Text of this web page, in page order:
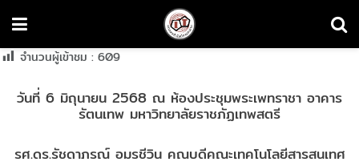
จำนวนผู้เข้าชม : 609
วันที่ 6 มิถุนายน 2568 ณ ห้องประชุมพระเพทราชา อาคาร
รัตนเทพ มหาวิทยาลัยราชภัฏเทพสตรี
รศ.ดร.รัชดาภรณ์ อมรชีวิน คณบดีคณะเทคโนโลยีสารสนเทศ